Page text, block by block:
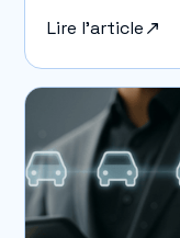
Lire l'article